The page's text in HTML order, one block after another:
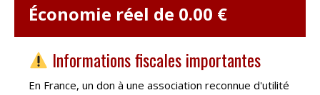
Économie réel de 0.00 €
Informations fiscales importantes
En France, un don à une association reconnue d'utilité